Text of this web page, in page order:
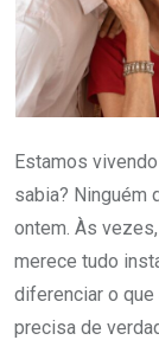
Estamos
sabia? Ninguém
ontem. Às
merece tudo
diferenciar o que
precisa de